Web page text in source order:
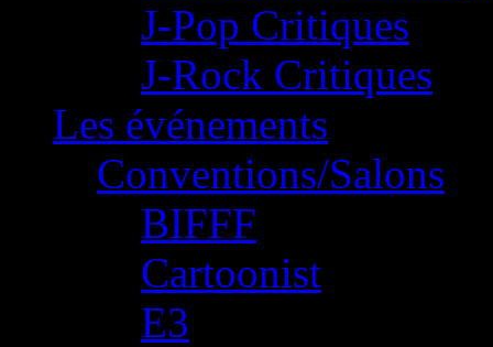
J-Pop Critiques
J-Rock Critiques
Les événements
Conventions/Salons
BIFFF
Cartoonist
E3